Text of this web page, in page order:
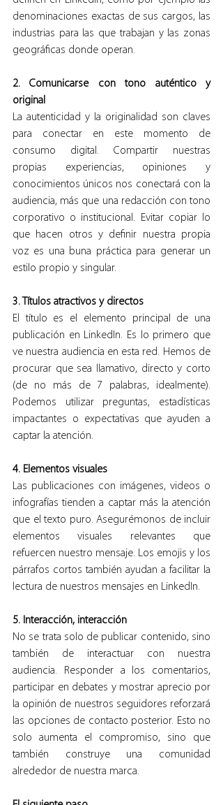
denominaciones exactas de sus cargos, las
industrias para las que trabajan y las zonas
geográficas donde operan.
2. Comunicarse con tono auténtico y
original
La autenticidad y la originalidad son claves
para conectar en este momento de
consumo digital. Compartir nuestras
propias experiencias, opiniones y
conocimientos únicos nos conectará con la
audiencia, más que una redacción con tono
corporativo o institucional. Evitar copiar lo
que hacen otros y definir nuestra propia
voz es una buna práctica para generar un
estilo propio y singular.
3. Títulos atractivos y directos
El título es el elemento principal de una
publicación en LinkedIn. Es lo primero que
ve nuestra audiencia en esta red. Hemos de
procurar que sea llamativo, directo y corto
(de no más de 7 palabras, idealmente).
Podemos utilizar preguntas, estadísticas
impactantes o expectativas que ayuden a
captar la atención.
4. Elementos visuales
Las publicaciones con imágenes, videos o
infografías tienden a captar más la atención
que el texto puro. Asegurémonos de incluir
elementos visuales relevantes que
refuercen nuestro mensaje. Los emojis y los
párrafos cortos también ayudan a facilitar la
lectura de nuestros mensajes en LinkedIn.
5. Interacción, interacción
No se trata solo de publicar contenido, sino
también de interactuar con nuestra
audiencia. Responder a los comentarios,
participar en debates y mostrar aprecio por
la opinión de nuestros seguidores reforzará
las opciones de contacto posterior. Esto no
solo aumenta el compromiso, sino que
también construye una comunidad
alrededor de nuestra marca.